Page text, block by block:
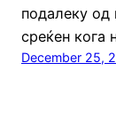
подалеку од
среќен кога
December 25,